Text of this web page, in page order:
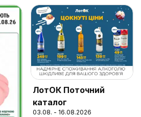
ЛотОК Поточний
каталог
03.08. - 16.08.2026